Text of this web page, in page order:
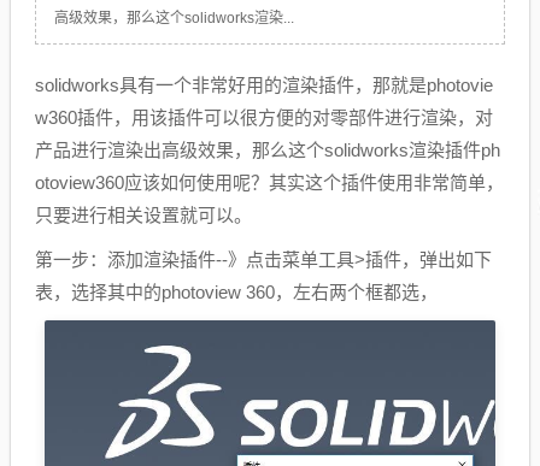
高级效果，那么这个solidworks渲染...
solidworks具有一个非常好用的渲染插件，那就是photovie
w360插件，用该插件可以很方便的对零部件进行渲染，对
产品进行渲染出高级效果，那么这个solidworks渲染插件ph
otoview360应该如何使用呢？其实这个插件使用非常简单，
只要进行相关设置就可以。
第一步：添加渲染插件--》点击菜单工具>插件，弹出如下
表，选择其中的photoview 360，左右两个框都选，